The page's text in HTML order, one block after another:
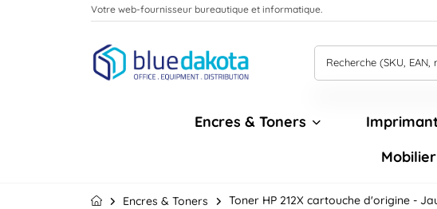
Votre web-fournisseur bureautique et informatique.
Encres & Toners
Encres & Toners Toner HP 212X cartouche d'origine -